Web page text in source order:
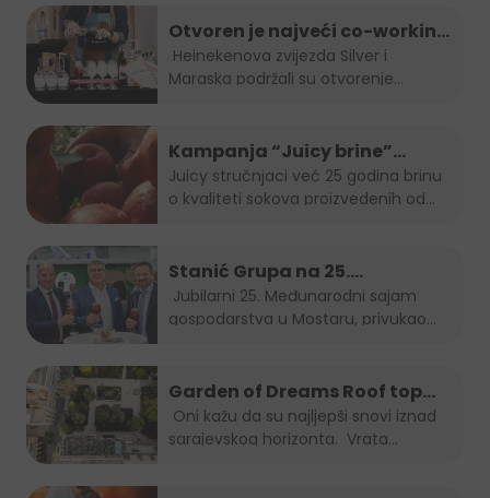
Otvoren je najveći co-working
space u Sarajevu!
Maraska podržali su otvorenje...
Kampanja “Juicy brine”
predstavlja omiljeni voćni sok
u inovativnom i održivom
Juicy stručnjaci već 25 godina brinu
o kvaliteti sokova proizvedenih od
Stanić Grupa na 25.
Međunarodnom sajmu
gospodarstva u Mostaru
gospodarstva u Mostaru, privukao
Garden of Dreams Roof top
Session
sarajevskog horizonta. Vrata...